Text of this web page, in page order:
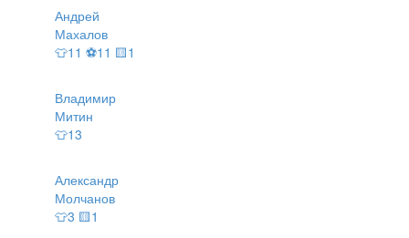
Андрей
Махалов
👕11 ⚽11 🟨1
Владимир
Митин
👕13
Александр
Молчанов
👕3 🟨1